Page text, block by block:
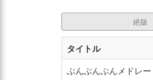
絶版
タイトル
ぶんぶんぶんメドレー